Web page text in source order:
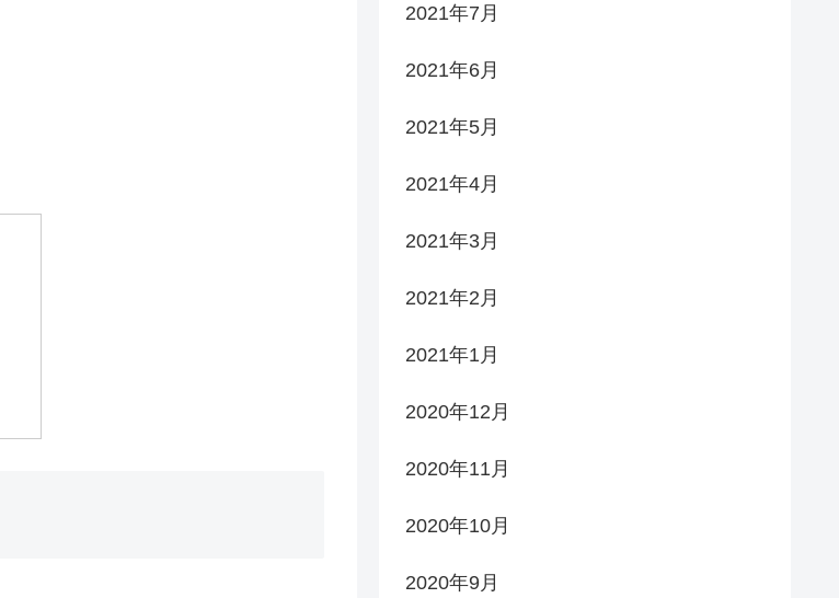
2021年7月
2021年6月
2021年5月
2021年4月
2021年3月
2021年2月
2021年1月
2020年12月
2020年11月
2020年10月
2020年9月